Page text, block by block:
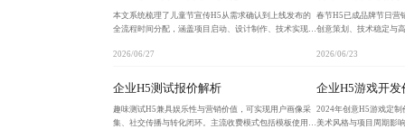
本文系统梳理了儿童节宣传H5从需求确认到上线发布的
全流程时间分配，涵盖项目启动、设计制作、技术实现与
压缩至10天内完成。强调尽早启动、规范流程、善
2026/06/27
春节H5已成品牌节日营
创意策划、技术稳定与
四维度科学评估，确保
2026/06/23
企业H5测试报价解析
趣味测试H5兼具娱乐性与营销价值，可实现用户画像采
集、社交传播与转化闭环。主流收费模式包括模板使用、
企业H5游戏开发
2024年创意H5游戏定
美术风格与项目周期影